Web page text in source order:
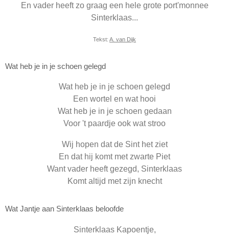
En vader heeft zo graag een hele grote port'monnee
Sinterklaas...
Tekst: A. van Dijk
Wat heb je in je schoen gelegd
Wat heb je in je schoen gelegd
Een wortel en wat hooi
Wat heb je in je schoen gedaan
Voor 't paardje ook wat stroo
Wij hopen dat de Sint het ziet
En dat hij komt met zwarte Piet
Want vader heeft gezegd, Sinterklaas
Komt altijd met zijn knecht
Wat Jantje aan Sinterklaas beloofde
Sinterklaas Kapoentje,